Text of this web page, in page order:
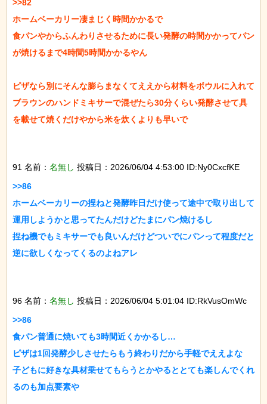
>>82
ホームベーカリー凄まじく時間かかるで
食パンやからふんわりさせるために長い発酵の時間かかってパン
が焼けるまで4時間5時間かかるやん
ピザなら別にそんな膨らまなくてええから材料をボウルに入れて
ブラウンのハンドミキサーで混ぜたら30分くらい発酵させて具
を載せて焼くだけやから米を炊くよりも早いで
91 名前： 名無し 投稿日：2026/06/04 4:53:00 ID:Ny0CxcfKE
>>86
ホームベーカリーの捏ねと発酵昨日だけ使って途中で取り出して
運用しようかと思ってたんだけどたまにパン焼けるし
捏ね機でもミキサーでも良いんだけどついでにパンって程度だと
逆に欲しくなってくるのよねアレ
96 名前： 名無し 投稿日：2026/06/04 5:01:04 ID:RkVusOmWc
>>86
食パン普通に焼いても3時間近くかかるし…
ピザは1回発酵少しさせたらもう終わりだから手軽でええよな
子どもに好きな具材乗せてもらうとかやるととても楽しんでくれ
るのも加点要素や